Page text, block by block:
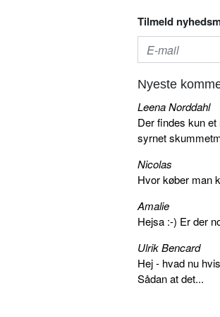
Tilmeld
Nyeste
Leena Norddahl
Der findes kun
syrnet
Nicolas
Hvor køber man
Amalie
Hejsa :-) Er der
Ulrik Bencard
Hej - hvad nu
Sådan at det...